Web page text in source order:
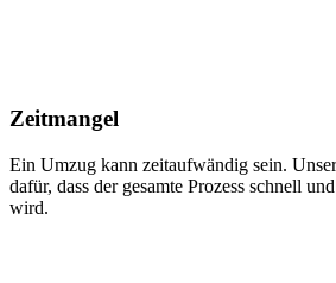
Zeitmangel
Ein Umzug kann zeitaufwändig sein.
dafür, dass der gesamte Prozess schnell
wird.